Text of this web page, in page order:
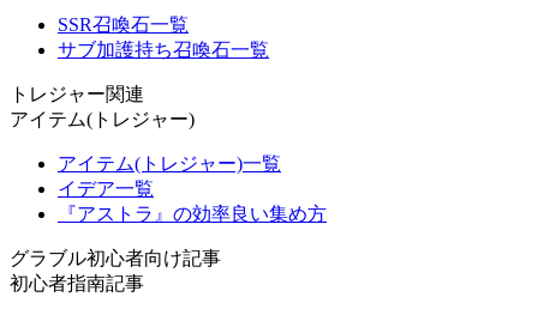
SSR召喚石一覧
サブ加護持ち召喚石一覧
トレジャー関連
アイテム(トレジャー)
アイテム(トレジャー)一覧
イデア一覧
『アストラ』の効率良い集め方
グラブル初心者向け記事
初心者指南記事